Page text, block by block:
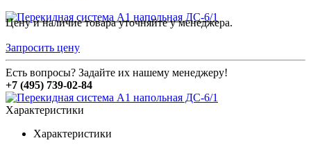
Цену и наличие товара уточняйте у менеджера.
Запросить цену
Есть вопросы? Задайте их нашему менеджеру!
+7 (495) 739-02-84
Характеристики
Характеристики